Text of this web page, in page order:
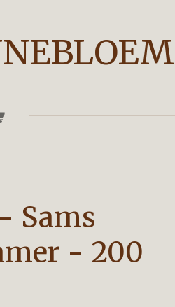
Sams
- 200